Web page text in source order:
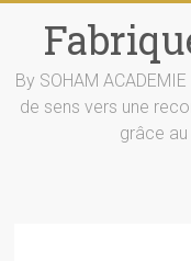
content
By SOHAM
de sens vers une
grâce au